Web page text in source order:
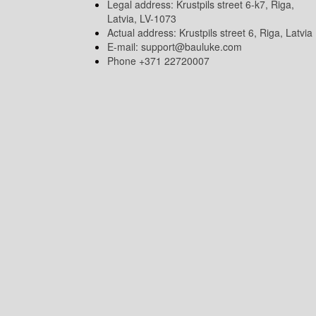
Legal address: Krustpils street 6-k7, Riga,
Latvia, LV-1073
Actual address: Krustpils street 6, Riga, Latvia
E-mail: support@bauluke.com
Phone +371 22720007